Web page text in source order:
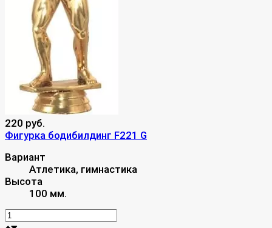
220 руб.
Фигурка бодибилдинг F221 G
Вариант
Атлетика, гимнастика
Высота
100 мм.